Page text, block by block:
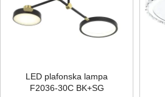
LED plafonska lampa
F2036-⁠30C BK+SG